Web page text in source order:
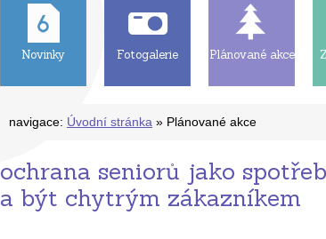
Novinky Fotogalerie Plánované akce
navigace: Úvodní stránka » Plánované akce
ochrana seniorů jako
a být chytrým zákazníkem